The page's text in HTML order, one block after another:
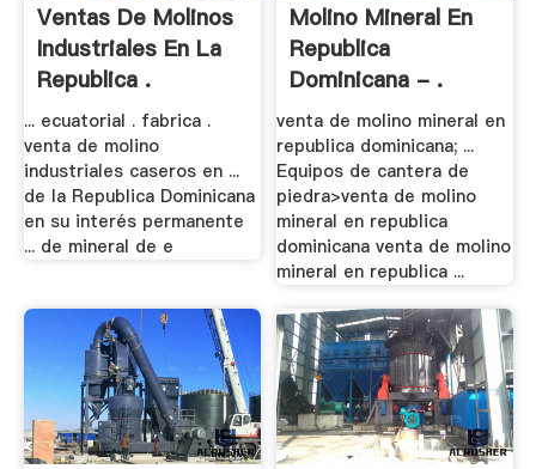
Ventas De Molinos
Industriales En La
Republica .
... ecuatorial . fabrica .
venta de molino
industriales caseros en ...
de la Republica Dominicana
en su interés permanente
... de mineral de e
Molino Mineral En
Republica
Dominicana - .
venta de molino mineral en
republica dominicana; ...
Equipos de cantera de
piedra>venta de molino
mineral en republica
dominicana venta de molino
mineral en republica ...